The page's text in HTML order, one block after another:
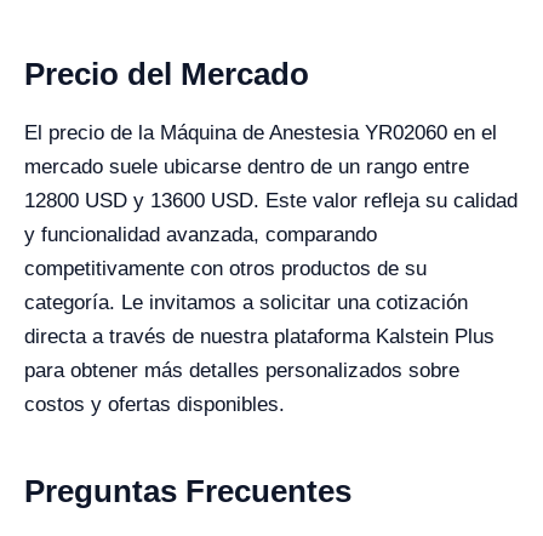
Precio del Mercado
El precio de la Máquina de Anestesia YR02060 en el
mercado suele ubicarse dentro de un rango entre
12800 USD y 13600 USD. Este valor refleja su calidad
y funcionalidad avanzada, comparando
competitivamente con otros productos de su
categoría. Le invitamos a solicitar una cotización
directa a través de nuestra plataforma Kalstein Plus
para obtener más detalles personalizados sobre
costos y ofertas disponibles.
Preguntas Frecuentes